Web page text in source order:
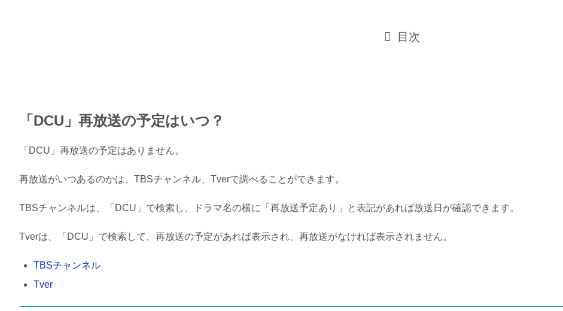
目次
「DCU」再放送の予定はいつ？
「DCU」再放送の予定はありません。
再放送がいつあるのかは、TBSチャンネル、Tverで調べることができます。
TBSチャンネルは、「DCU」で検索し、ドラマ名の横に「再放送予定あり」と表記があれば放送日が確認できます。
Tverは、「DCU」で検索して、再放送の予定があれば表示され、再放送がなければ表示されません。
TBSチャンネル
Tver